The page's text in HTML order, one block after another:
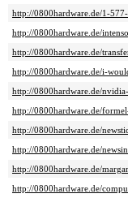
http://0800hardware.de/1-
http://0800hardware.de/
http://0800hardware.de/
http://0800hardware.de/i-
http://0800hardware.de/
http://0800hardware.de/
http://0800hardware.de/
http://0800hardware.de/
http://0800hardware.de/
http://0800hardware.de/